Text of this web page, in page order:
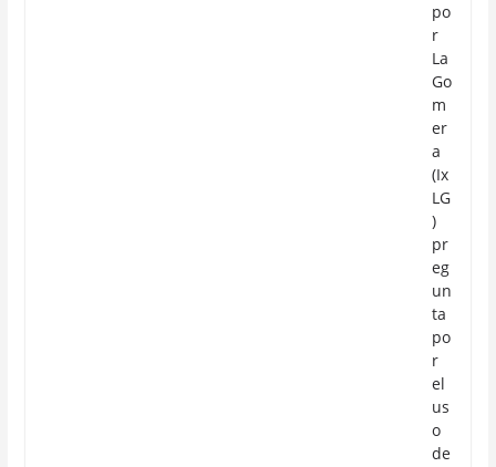
po
r
La
Go
m
er
a
(Ix
LG
)
pr
eg
un
ta
po
r
el
us
o
de